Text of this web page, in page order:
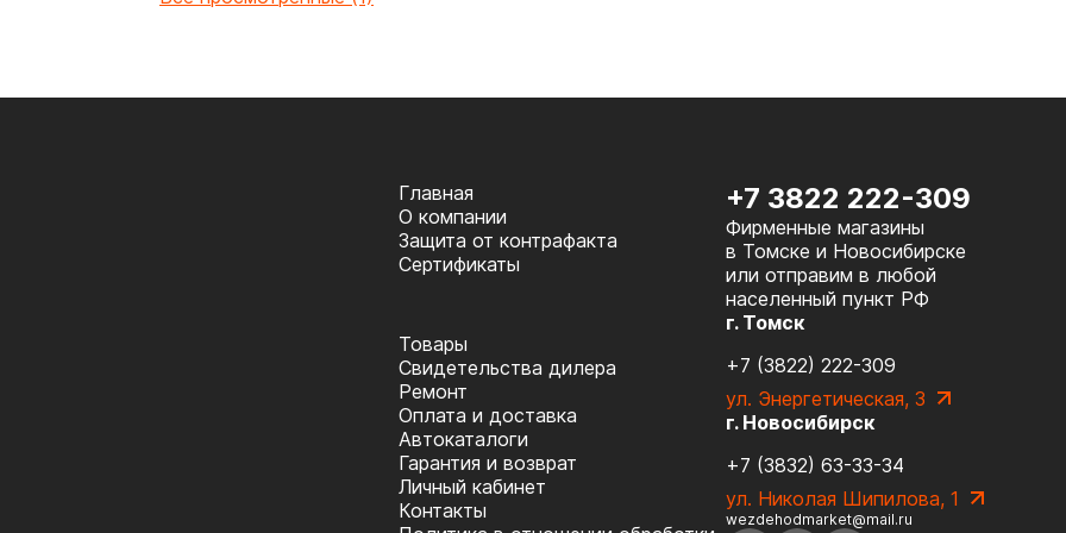
Главная
О компании
Защита от контрафакта
Сертификаты
Товары
Cвидетельства дилера
Ремонт
Оплата и доставка
Автокаталоги
Гарантия и возврат
Личный кабинет
Контакты
+7 3822 222-309
Фирменные магазины
в Томске и Новосибирске
или отправим в любой
населенный пункт РФ
г. Томск
+7 (3822) 222-309
ул. Энергетическая, 3
г. Новосибирск
+7 (3832) 63-33-34
ул. Николая Шипилова, 1
wezdehodmarket@mail.ru